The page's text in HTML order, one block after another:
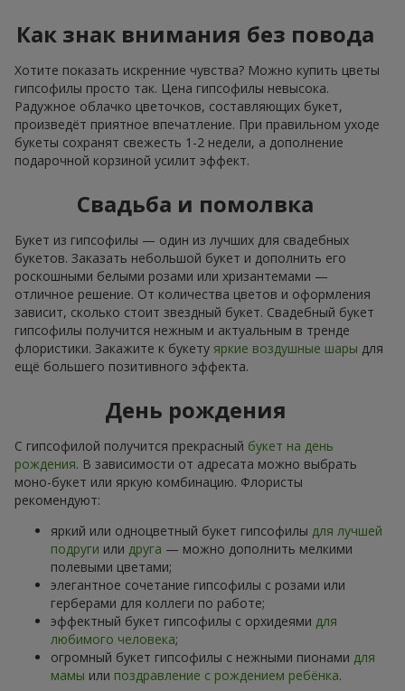
Как знак внимания без повода
Хотите показать искренние чувства? Можно купить цветы
гипсофилы просто так. Цена гипсофилы невысока.
Радужное облачко цветочков, составляющих букет,
произведёт приятное впечатление. При правильном уходе
букеты сохранят свежесть 1-2 недели, а дополнение
подарочной корзиной усилит эффект.
Свадьба и помолвка
Букет из гипсофилы — один из лучших для свадебных
букетов. Заказать небольшой букет и дополнить его
роскошными белыми розами или хризантемами —
отличное решение. От количества цветов и оформления
зависит, сколько стоит звездный букет. Свадебный букет
гипсофилы получится нежным и актуальным в тренде
флористики. Закажите к букету яркие воздушные шары для
ещё большего позитивного эффекта.
День рождения
С гипсофилой получится прекрасный букет на день
рождения. В зависимости от адресата можно выбрать
моно-букет или яркую комбинацию. Флористы
рекомендуют:
яркий или одноцветный букет гипсофилы для лучшей
подруги или друга — можно дополнить мелкими
полевыми цветами;
элегантное сочетание гипсофилы с розами или
герберами для коллеги по работе;
эффектный букет гипсофилы с орхидеями для
любимого человека;
огромный букет гипсофилы с нежными пионами для
мамы или поздравление с рождением ребёнка.